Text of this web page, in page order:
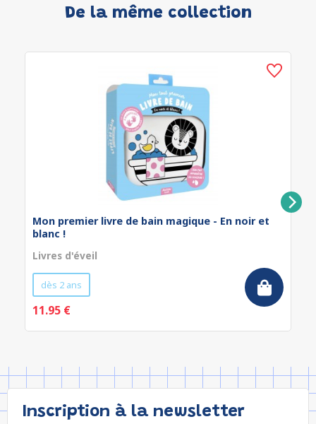
De la même collection
Mon premier livre de bain magique - En noir et
blanc !
Livres d'éveil
dès 2 ans
11.95 €
Inscription à la newsletter